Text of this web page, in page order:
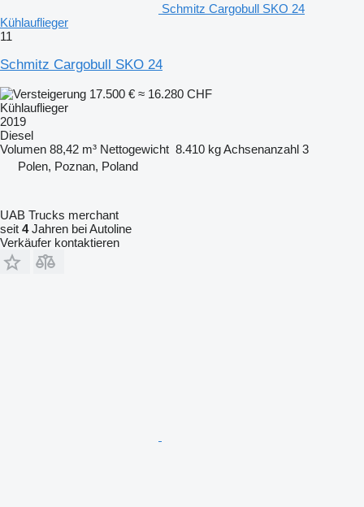
Schmitz Cargobull SKO 24
Kühlauflieger
11
Schmitz Cargobull SKO 24
17.500 € ≈ 16.280 CHF
Kühlauflieger
2019
Diesel
Volumen 88,42 m³ Nettogewicht 8.410 kgAchsenanzahl 3
Polen, Poznan, Poland
UAB Trucks merchant
seit 4Jahren bei Autoline
Verkäufer kontaktieren